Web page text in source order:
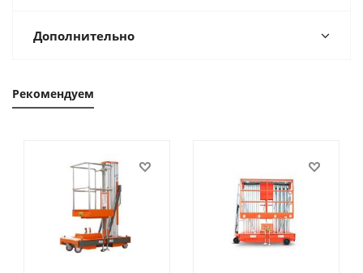
Дополнительно
Рекомендуем